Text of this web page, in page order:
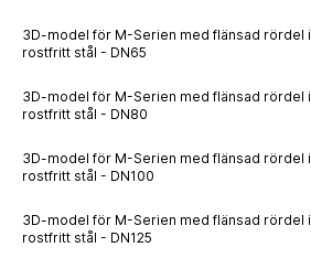
3D-model för M-Serien med flänsad rördel i
rostfritt stål - DN65
3D-model för M-Serien med flänsad rördel i
rostfritt stål - DN80
3D-model för M-Serien med flänsad rördel i
rostfritt stål - DN100
3D-model för M-Serien med flänsad rördel i
rostfritt stål - DN125